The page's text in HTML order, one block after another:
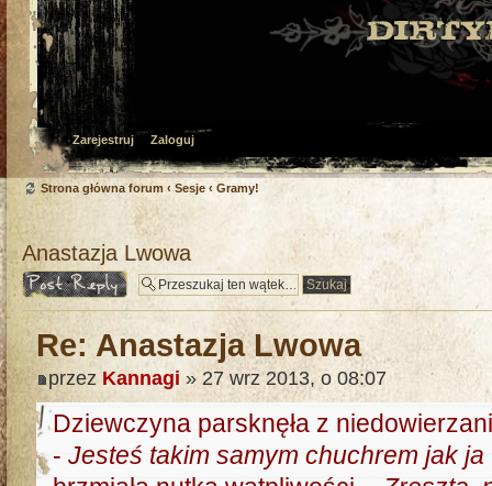
Zarejestruj Zaloguj
Strona główna forum ‹ Sesje ‹ Gramy!
Anastazja Lwowa
Odpowiedz
Re: Anastazja Lwowa
przez Kannagi » 27 wrz 2013, o 08:07
Dziewczyna parsknęła z
- Jesteś takim samym chuchrem jak ja